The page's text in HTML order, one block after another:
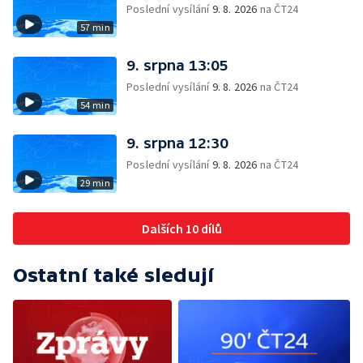
57 min
Poslední vysílání9. 8. 2026 na ČT24
54 min
9. srpna 13:05
Poslední vysílání9. 8. 2026 na ČT24
29 min
9. srpna 12:30
Poslední vysílání9. 8. 2026 na ČT24
Dalších 10 dílů
Ostatní také sledují